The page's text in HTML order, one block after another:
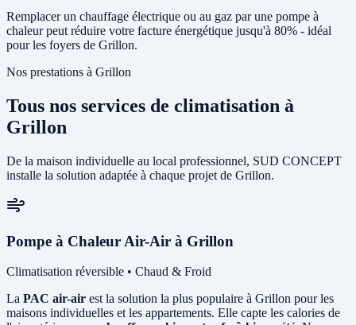
Remplacer un chauffage électrique ou au gaz par une pompe à
chaleur peut réduire votre facture énergétique jusqu'à 80% - idéal
pour les foyers de Grillon.
Nos prestations à Grillon
Tous nos services de climatisation à
Grillon
De la maison individuelle au local professionnel, SUD CONCEPT
installe la solution adaptée à chaque projet de Grillon.
Pompe à Chaleur Air-Air à Grillon
Climatisation réversible • Chaud & Froid
La PAC air-air est la solution la plus populaire à Grillon pour les
maisons individuelles et les appartements. Elle capte les calories de